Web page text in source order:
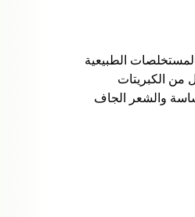
الطبيعية
من الكبريتات
والشعر الجاف